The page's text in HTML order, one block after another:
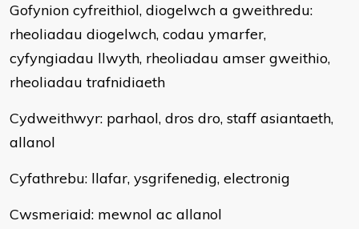
Gofynion cyfreithiol, diogelwch a gweithredu:
rheoliadau diogelwch, codau ymarfer,
cyfyngiadau llwyth, rheoliadau amser gweithio,
rheoliadau trafnidiaeth
Cydweithwyr: parhaol, dros dro, staff asiantaeth,
allanol
Cyfathrebu: llafar, ysgrifenedig, electronig
Cwsmeriaid: mewnol ac allanol